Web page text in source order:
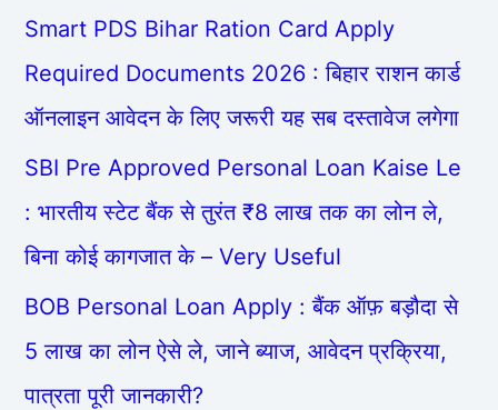
Smart PDS Bihar Ration Card Apply
Required Documents 2026 : बिहार राशन कार्ड
ऑनलाइन आवेदन के लिए जरूरी यह सब दस्तावेज लगेगा
SBI Pre Approved Personal Loan Kaise Le
: भारतीय स्टेट बैंक से तुरंत ₹8 लाख तक का लोन ले,
बिना कोई कागजात के – Very Useful
BOB Personal Loan Apply : बैंक ऑफ़ बड़ौदा से
5 लाख का लोन ऐसे ले, जाने ब्याज, आवेदन प्रक्रिया,
पात्रता पूरी जानकारी?